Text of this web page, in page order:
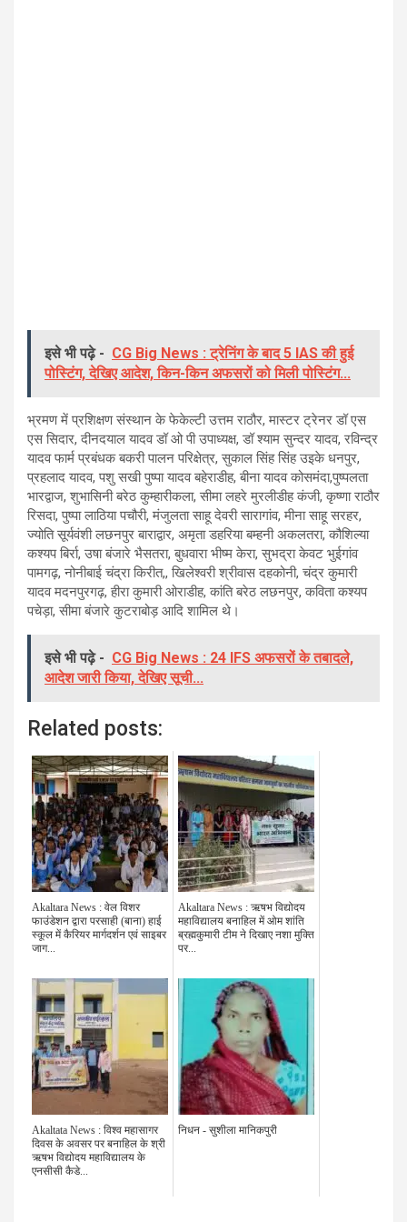
इसे भी पढ़े - CG Big News : ट्रेनिंग के बाद 5 IAS की हुई
पोस्टिंग, देखिए आदेश, किन-किन अफसरों को मिली पोस्टिंग...
भ्रमण में प्रशिक्षण संस्थान के फेकेल्टी उत्तम राठौर, मास्टर ट्रेनर डॉ एस
एस सिदार, दीनदयाल यादव डॉ ओ पी उपाध्यक्ष, डॉ श्याम सुन्दर यादव, रविन्द्र
यादव फार्म प्रबंधक बकरी पालन परिक्षेत्र, सुकाल सिंह सिंह उइके धनपुर,
प्रहलाद यादव, पशु सखी पुष्पा यादव बहेराडीह, बीना यादव कोसमंदा,पुष्पलता
भारद्वाज, शुभासिनी बरेठ कुम्हारीकला, सीमा लहरे मुरलीडीह कंजी, कृष्णा राठौर
रिसदा, पुष्पा लाठिया पचौरी, मंजुलता साहू देवरी सारागांव, मीना साहू सरहर,
ज्योति सूर्यवंशी लछनपुर बाराद्वार, अमृता डहरिया बम्हनी अकलतरा, कौशिल्या
कश्यप बिर्रा, उषा बंजारे भैसतरा, बुधवारा भीष्म केरा, सुभद्रा केवट भुईगांव
पामगढ़, नोनीबाई चंद्रा किरीत,, खिलेश्वरी श्रीवास दहकोनी, चंद्र कुमारी
यादव मदनपुरगढ़, हीरा कुमारी ओराडीह, कांति बरेठ लछनपुर, कविता कश्यप
पचेड़ा, सीमा बंजारे कुटराबोड़ आदि शामिल थे।
इसे भी पढ़े - CG Big News : 24 IFS अफसरों के तबादले,
आदेश जारी किया, देखिए सूची...
Related posts:
Akaltara News : वेल विशर
फाउंडेशन द्वारा परसाही (बाना) हाई
स्कूल में कैरियर मार्गदर्शन एवं साइबर
जाग...
Akaltara News : ऋषभ विद्योदय
महाविद्यालय बनाहिल में ओम शांति
ब्रह्मकुमारी टीम ने दिखाए नशा मुक्ति
पर...
Akaltata News : विश्व महासागर
दिवस के अवसर पर बनाहिल के श्री
ऋषभ विद्योदय महाविद्यालय के
एनसीसी कैडे...
निधन - सुशीला मानिकपुरी